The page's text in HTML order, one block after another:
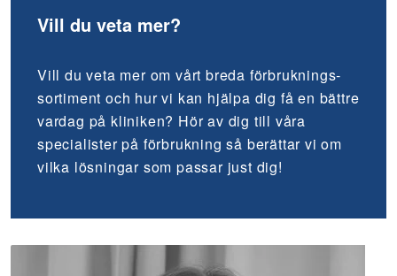
Vill du veta mer?
Vill du veta mer om vårt breda förbruknings­
sortiment och hur vi kan hjälpa dig få en bättre
vardag på kliniken? Hör av dig till våra
specialister på förbrukning så berättar vi om
vilka lösningar som passar just dig!